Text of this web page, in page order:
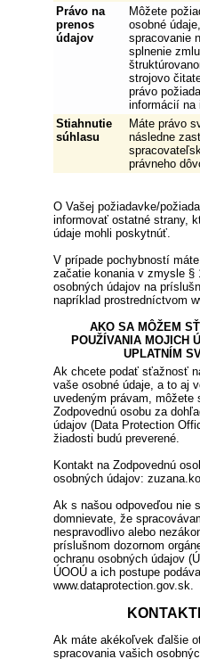
Právo na
prenos
údajov
Môžete
osobné
spracovanie
splnenie
strojovo
právo
informácií na
Stiahnutie
súhlasu
Máte právo
následne
právneho
O Vašej požiadavke/
informovať ostatné strany,
údaje mohli poskytnúť.
V prípade pochybností
začatie konania v zmysle §
osobných údajov na
napríklad prostredníctvom
AKO SA MÔŽEM
POUŽÍVANIA MOJICH
UPLATNÍM
Ak chcete podať sťažnosť
vaše osobné údaje, a to aj
uvedeným právam, môžete
Zodpovednú osobu za
údajov (Data Protection
žiadosti budú preverené.
Kontakt na Zodpovednú
osobných údajov:
Ak s našou odpoveďou nie
domnievate, že
nespravodlivo alebo
príslušnom dozornom
ochranu osobných údajov
ÚOOÚ a ich postupe
www.dataprotection.gov.sk.
Ak máte akékoľvek ďalšie
spracovania vašich